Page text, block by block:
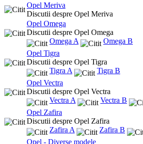
Opel Meriva
Discutii despre Opel Meriva
Opel Omega
Discutii despre Opel Omega
Omega A
Omega B
Opel Tigra
Discutii despre Opel Tigra
Tigra A
Tigra B
Opel Vectra
Discutii despre Opel Vectra
Vectra A
Vectra B
Opel Zafira
Discutii despre Opel Zafira
Zafira A
Zafira B
Opel - Diverse modele